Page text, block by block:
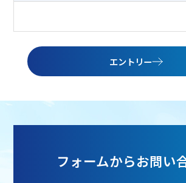
エントリー
フォームからお問い